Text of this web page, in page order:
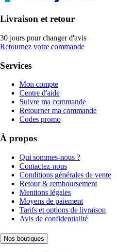
Livraison et retour
30 jours pour changer d'avis
Retournez votre commande
Services
Mon compte
Centre d'aide
Suivre ma commande
Retourner ma commande
Codes promo
À propos
Qui sommes-nous ?
Contactez-nous
Conditions générales de vente
Retour & remboursement
Mentions légales
Moyens de paiement
Tarifs et options de livraison
Avis de confidentialité
Nos boutiques